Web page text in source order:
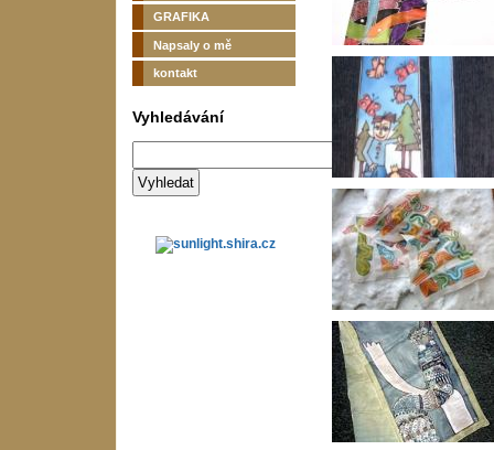
GRAFIKA
Napsaly o mě
kontakt
Vyhledávání